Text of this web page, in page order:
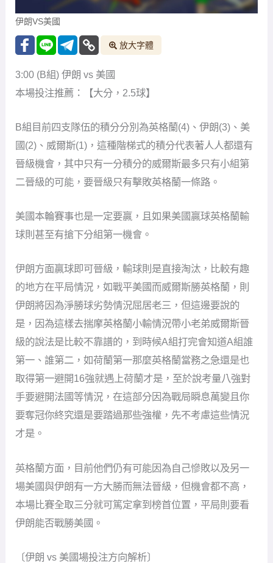
伊朗VS美國
放大字體
3:00 (B組) 伊朗 vs 美國
本場投注推薦：【大分，2.5球】
B組目前四支隊伍的積分分別為英格蘭(4)、伊朗(3)、美
國(2)、威爾斯(1)，這種階梯式的積分代表著人人都還有
晉級機會，其中只有一分積分的威爾斯最多只有小組第
二晉級的可能，要晉級只有擊敗英格蘭一條路。
美國本輪賽事也是一定要贏，且如果美國贏球英格蘭輸
球則甚至有搶下分組第一機會。
伊朗方面贏球即可晉級，輸球則是直接淘汰，比較有趣
的地方在平局情況，如戰平美國而威爾斯勝英格蘭，則
伊朗將因為淨勝球劣勢情況屈居老三，但這邊要說的
是，因為這樣去揣摩英格蘭小輸情況帶小老弟威爾斯晉
級的說法是比較不靠譜的，到時候A組打完會知道A組誰
第一、誰第二，如荷蘭第一那麼英格蘭當務之急還是也
取得第一避開16強就遇上荷蘭才是，至於說考量八強對
手要避開法國等情況，在這部分因為戰局瞬息萬變且你
要奪冠你終究還是要踏過那些強權，先不考慮這些情況
才是。
英格蘭方面，目前他們仍有可能因為自己慘敗以及另一
場美國與伊朗有一方大勝而無法晉級，但機會都不高，
本場比賽全取三分就可篤定拿到榜首位置，平局則要看
伊朗能否戰勝美國。
〔伊朗 vs 美國場投注方向解析〕